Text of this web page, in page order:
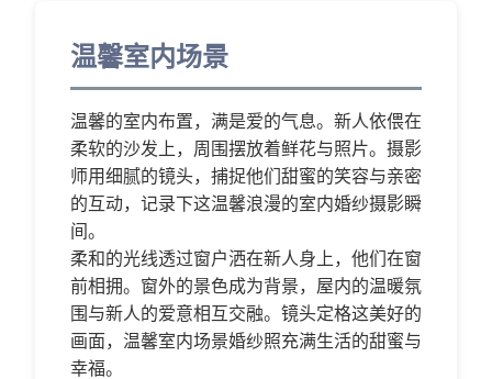
温馨室内场景
温馨的室内布置，满是爱的气息。新人依偎在
柔软的沙发上，周围摆放着鲜花与照片。摄影
师用细腻的镜头，捕捉他们甜蜜的笑容与亲密
的互动，记录下这温馨浪漫的室内婚纱摄影瞬
间。
柔和的光线透过窗户洒在新人身上，他们在窗
前相拥。窗外的景色成为背景，屋内的温暖氛
围与新人的爱意相互交融。镜头定格这美好的
画面，温馨室内场景婚纱照充满生活的甜蜜与
幸福。